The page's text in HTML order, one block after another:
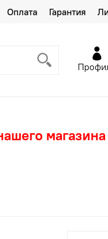
Оплата Гарантия